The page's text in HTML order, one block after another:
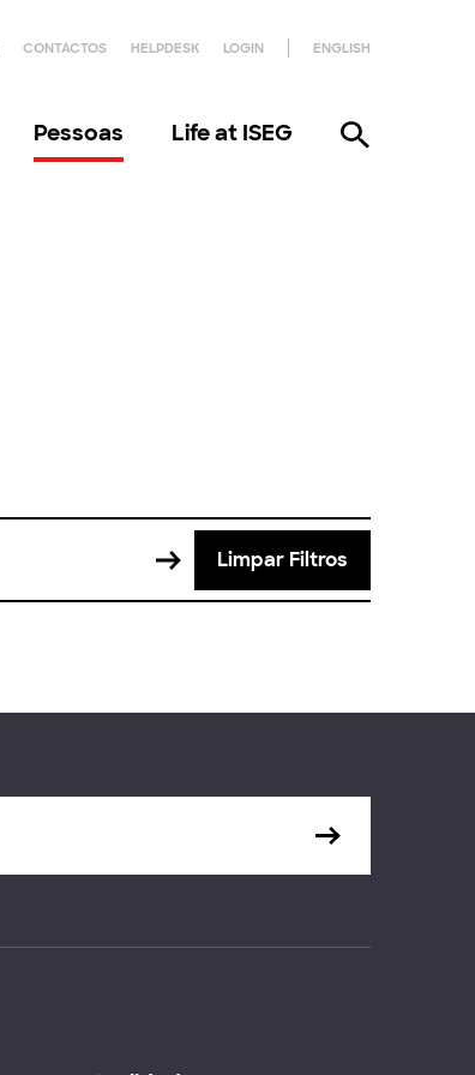
CONTACTOS HELPDESK LOGIN ENGLISH
Pessoas Life at ISEG
Limpar Filtros